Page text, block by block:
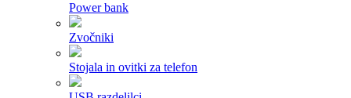
Power bank
Zvočniki
Stojala in ovitki za telefon